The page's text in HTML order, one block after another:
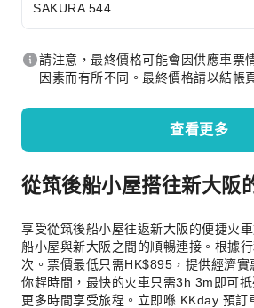
SAKURA 544
請注意，最終價格可能會因供應車票
因素而有所不同。最終價格請以結帳
查看更多
從筑後船小屋搭往新大阪
享受從筑後船小屋往返新大阪的便捷火
船小屋與新大阪之間的順暢連接。根據
次。票價最低只需HK$895，提供經濟實
你趕時間，最快的火車只需3h 3m即可
更多時間享受旅程。立即喺 KKday 預訂